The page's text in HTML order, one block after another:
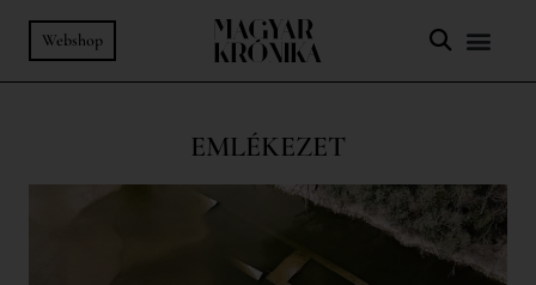
Webshop
EMLÉKEZET